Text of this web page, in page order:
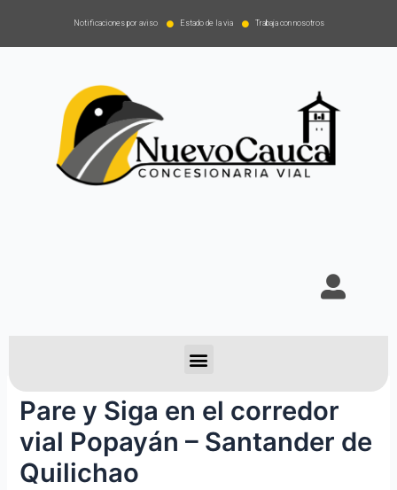
Notificaciones por aviso Estado de la via Trabaja con nosotros
Pare y Siga en el corredor
vial Popayán – Santander de
Quilichao